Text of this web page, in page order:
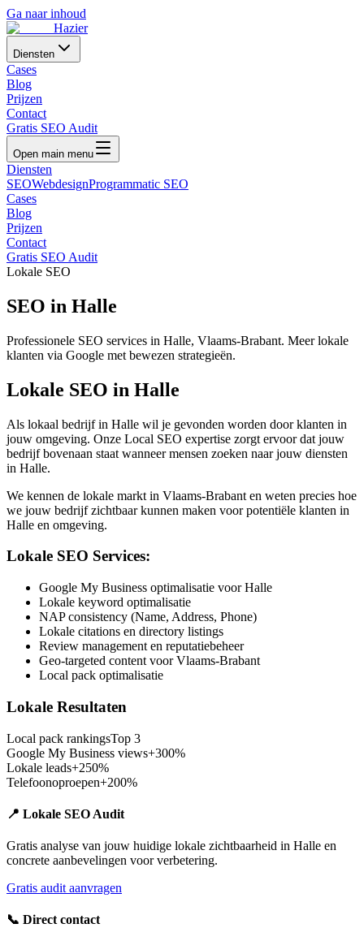
Ga naar inhoud
Hazier
Diensten
Cases
Blog
Prijzen
Contact
Gratis SEO Audit
Open main menu
Diensten
SEOWebdesignProgrammatic SEO
Cases
Blog
Prijzen
Contact
Gratis SEO Audit
Lokale SEO
SEO in Halle
Professionele SEO services in Halle, Vlaams-Brabant. Meer lokale
klanten via Google met bewezen strategieën.
Lokale SEO in Halle
Als lokaal bedrijf in Halle wil je gevonden worden door klanten in
jouw omgeving. Onze Local SEO expertise zorgt ervoor dat jouw
bedrijf bovenaan staat wanneer mensen zoeken naar jouw diensten
in Halle.
We kennen de lokale markt in Vlaams-Brabant en weten precies hoe
we jouw bedrijf zichtbaar kunnen maken voor potentiële klanten in
Halle en omgeving.
Lokale SEO Services:
Google My Business optimalisatie voor Halle
Lokale keyword optimalisatie
NAP consistency (Name, Address, Phone)
Lokale citations en directory listings
Review management en reputatiebeheer
Geo-targeted content voor Vlaams-Brabant
Local pack optimalisatie
Lokale Resultaten
Local pack rankingsTop 3
Google My Business views+300%
Lokale leads+250%
Telefoonoproepen+200%
📍 Lokale SEO Audit
Gratis analyse van jouw huidige lokale zichtbaarheid in Halle en
concrete aanbevelingen voor verbetering.
Gratis audit aanvragen
📞 Direct contact